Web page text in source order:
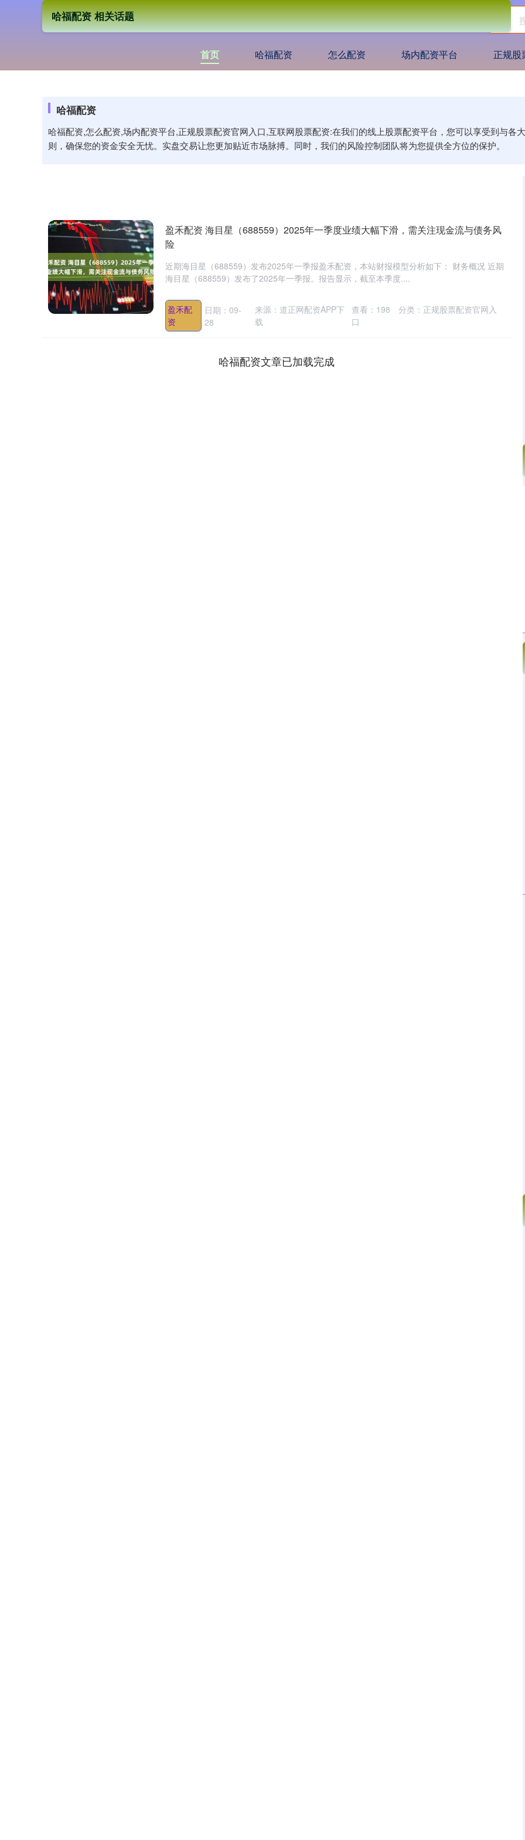
首页 哈福配资 怎么配资 场内配资平台 正规股
哈福配资
哈福配资,怎么配资,场内配资平台,正规股票配资官网入口,互联网股票配资:在我们的线上股票配资平台，您可以享受到与各
则，确保您的资金安全无忧。实盘交易让您更加贴近市场脉搏。同时，我们的风险控制团队将为您提供全方位的保护。
哈福配资 相关话题
盈禾配资 海目星（688559）2025年一季度业绩大幅下滑，需关注现金流与债务风
险
近期海目星（688559）发布2025年一季报盈禾配资，本站财报模型分析如下： 财务概况 近期
海目星（688559）发布了2025年一季报。报告显示，截至本季度....
盈禾配
资
日期：09-
28
来源：道正网配资APP下
载
查看： 198 分类： 正规股票配资官网入
口
哈福配资文章已加载完成